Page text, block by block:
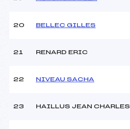
20 BELLEC GILLES
21 RENARD ERIC
22 NIVEAU SACHA
23 HAILLUS JEAN CHARLES